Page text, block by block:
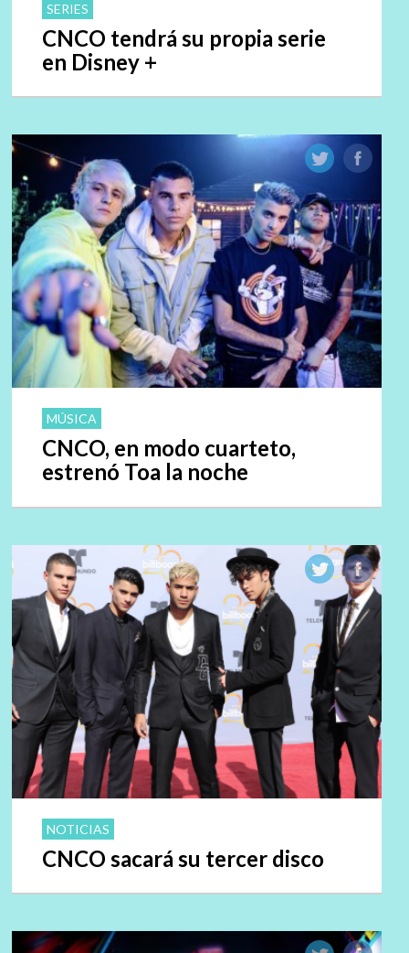
SERIES
CNCO tendrá su propia serie
en Disney +
MÚSICA
CNCO, en modo cuarteto,
estrenó Toa la noche
NOTICIAS
CNCO sacará su tercer disco